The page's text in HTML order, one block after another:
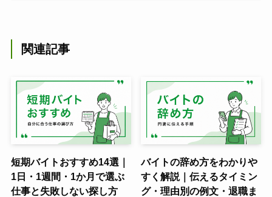
関連記事
短期バイトおすすめ14選｜
1日・1週間・1か月で選ぶ
仕事と失敗しない探し方
バイトの辞め方をわかりや
すく解説｜伝えるタイミン
グ・理由別の例文・退職ま